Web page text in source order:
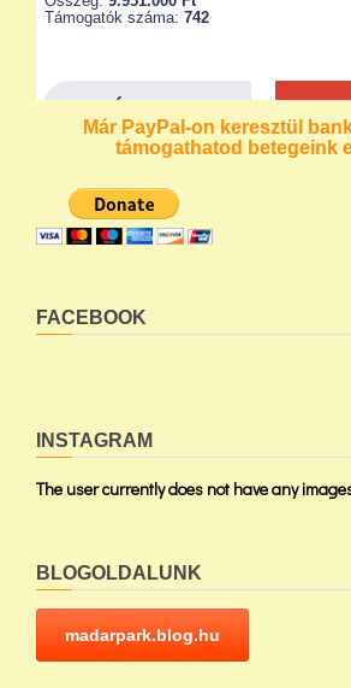
Már PayPal-on keresztül
támogathatod betegeink
FACEBOOK
INSTAGRAM
The user currently does not have any
BLOGOLDALUNK
madarpark.blog.hu